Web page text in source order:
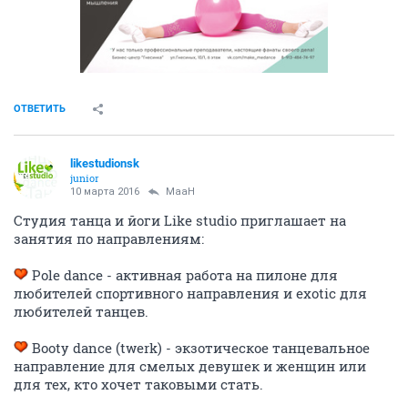
ОТВЕТИТЬ
likestudionsk
junior
10 марта 2016 MaaH
Студия танца и йоги Like studio приглашает на
занятия по направлениям:
Pole dance - активная работа на пилоне для
любителей спортивного направления и exotic для
любителей танцев.
Booty dance (twerk) - экзотическое танцевальное
направление для смелых девушек и женщин или
для тех, кто хочет таковыми стать.